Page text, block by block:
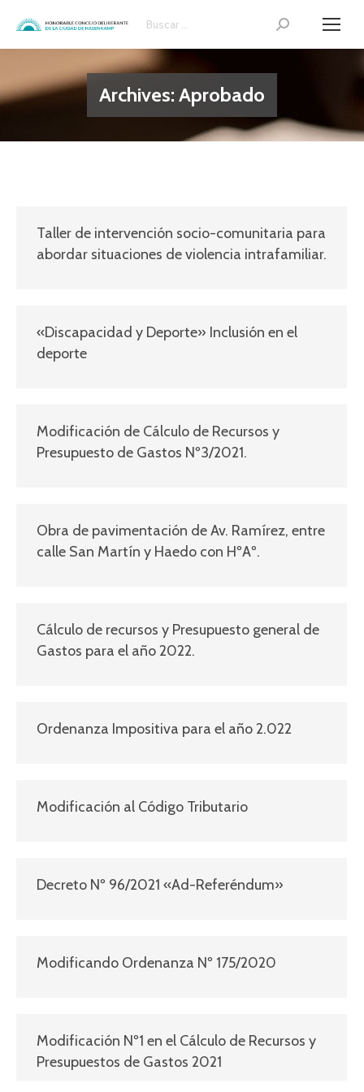
Search:
Archives: Aprobado
Taller de intervención socio-comunitaria para
abordar situaciones de violencia intrafamiliar.
«Discapacidad y Deporte» Inclusión en el
deporte
Modificación de Cálculo de Recursos y
Presupuesto de Gastos Nº3/2021.
Obra de pavimentación de Av. Ramírez, entre
calle San Martín y Haedo con HºAº.
Cálculo de recursos y Presupuesto general de
Gastos para el año 2022.
Ordenanza Impositiva para el año 2.022
Modificación al Código Tributario
Decreto Nº 96/2021 «Ad-Referéndum»
Modificando Ordenanza Nº 175/2020
Modificación Nº1 en el Cálculo de Recursos y
Presupuestos de Gastos 2021